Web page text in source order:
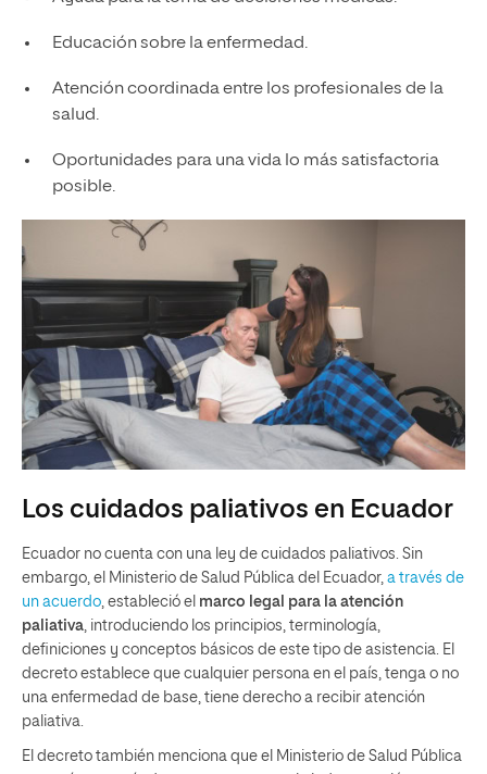
Educación sobre la enfermedad.
Atención coordinada entre los profesionales de la
salud.
Oportunidades para una vida lo más satisfactoria
posible.
Los cuidados paliativos en Ecuador
Ecuador no cuenta con una ley de cuidados paliativos. Sin
embargo, el Ministerio de Salud Pública del Ecuador, a través de
un acuerdo , estableció el marco legal para la atención
paliativa , introduciendo los principios, terminología,
definiciones y conceptos básicos de este tipo de asistencia. El
decreto establece que cualquier persona en el país, tenga o no
una enfermedad de base, tiene derecho a recibir atención
paliativa.
El decreto también menciona que el Ministerio de Salud Pública